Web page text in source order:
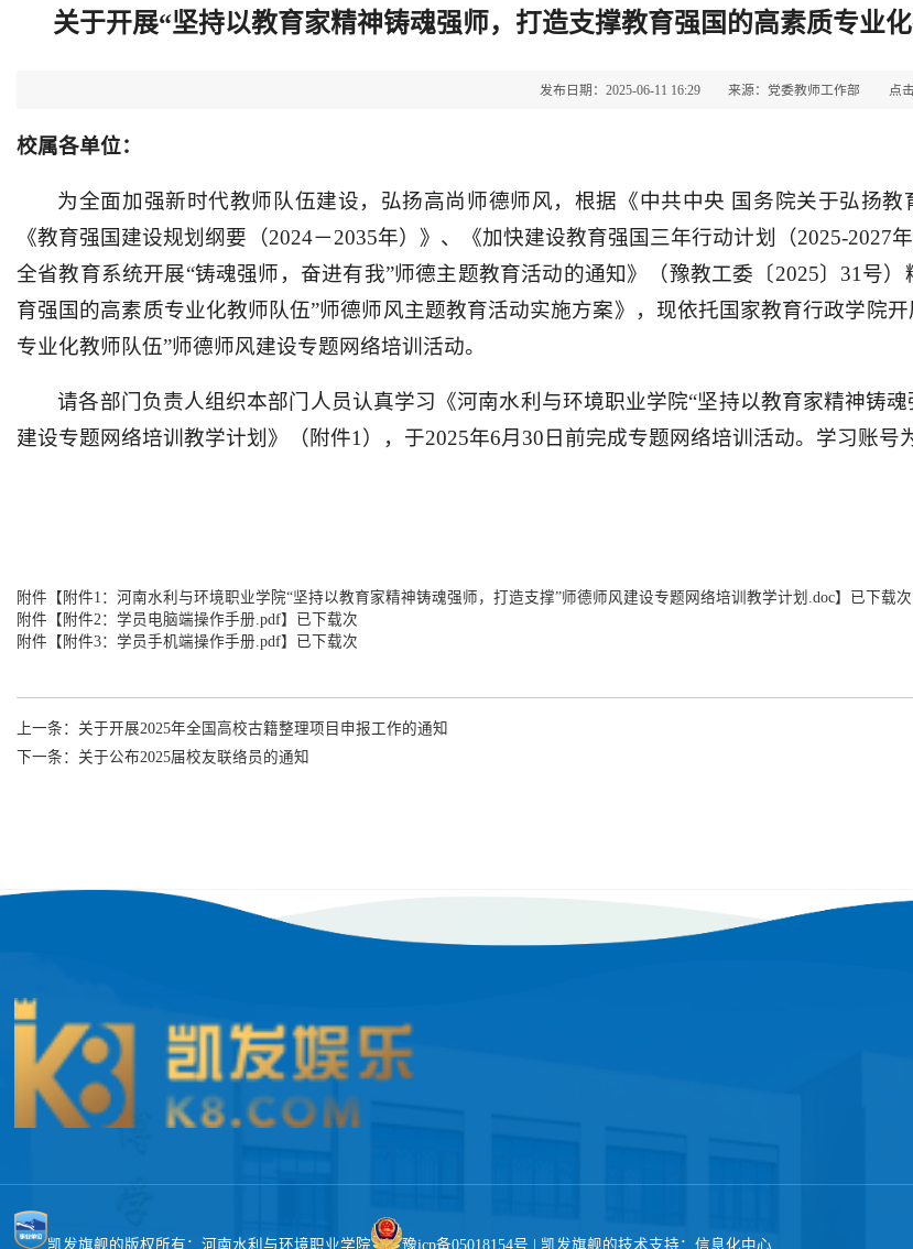
关于开展“坚持以教育家精神铸魂强师，打造支撑教育强国的高素质专业
发布日期：2025-06-11 16:29 来源：党委教师工作部 点
校属各单位：
为全面加强新时代教师队伍建设，弘扬高尚师德师风，根据《中共中央 国务院关于弘扬
《教育强国建设规划纲要（2024－2035年）》、《加快建设教育强国三年行动计划（2025-
全省教育系统开展“铸魂强师，奋进有我”师德主题教育活动的通知》（豫教工委〔2025〕31号
育强国的高素质专业化教师队伍”师德师风主题教育活动实施方案》，现依托国家教育行政学院
专业化教师队伍”师德师风建设专题网络培训活动。
请各部门负责人组织本部门人员认真学习《河南水利与环境职业学院“坚持以教育家精神铸
建设专题网络培训教学计划》（附件1），于2025年6月30日前完成专题网络培训活动。学习账号
附件【 附件1：河南水利与环境职业学院“坚持以教育家精神铸魂强师，打造支撑”师德师风建设专题网络培训教学计划.doc】已下载次
附件【 附件2：学员电脑端操作手册.pdf】已下载次
附件【 附件3：学员手机端操作手册.pdf】已下载次
上一条： 关于开展2025年全国高校古籍整理项目申报工作的通知
下一条： 关于公布2025届校友联络员的通知
凯发旗舰的版权所有：河南水利与环境职业学院 豫icp备05018154号 | 凯发旗舰的技术支持：信息化中心